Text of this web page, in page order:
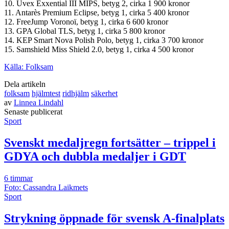
10. Uvex Exxential III MIPS, betyg 2, cirka 1 900 kronor
11. Antarès Premium Eclipse, betyg 1, cirka 5 400 kronor
12. FreeJump Voronoï, betyg 1, cirka 6 600 kronor
13. GPA Global TLS, betyg 1, cirka 5 800 kronor
14. KEP Smart Nova Polish Polo, betyg 1, cirka 3 700 kronor
15. Samshield Miss Shield 2.0, betyg 1, cirka 4 500 kronor
Källa: Folksam
Dela artikeln
folksam hjälmtest ridhjälm säkerhet
av Linnea Lindahl
Senaste publicerat
Sport
Svenskt medaljregn fortsätter – trippel i
GDYA och dubbla medaljer i GDT
6 timmar
Foto: Cassandra Laikmets
Sport
Strykning öppnade för svensk A-finalplats